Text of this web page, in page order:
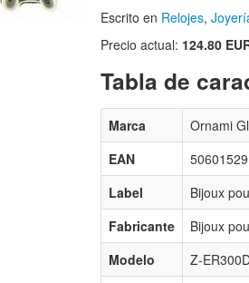
Escrito en Relojes,
Precio actual: 124.80
Tabla de
Marca
Ornami
EAN
Label
Bijoux
Fabricante
Bijoux
Modelo
Z-